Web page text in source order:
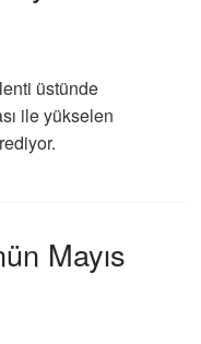
üstünde
ile yükselen
Mayıs